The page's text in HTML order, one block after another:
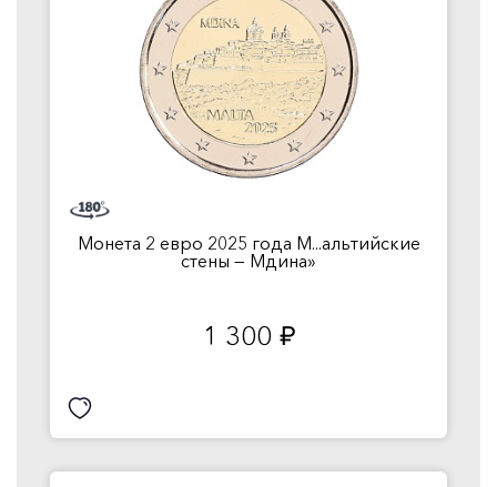
Монета 2 евро 2025 года М...альтийские
стены — Мдина»
1 300 руб.